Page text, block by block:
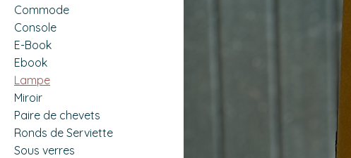
Commode
Console
E-Book
Ebook
Lampe
Miroir
Paire de chevets
Ronds de Serviette
Sous verres